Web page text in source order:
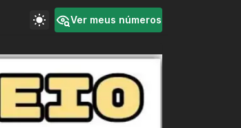
Ver meus números